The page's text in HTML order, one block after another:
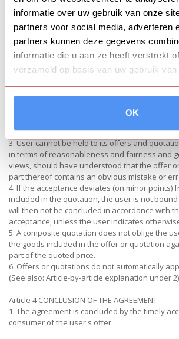
informatie over uw gebruik van onze
partners voor social media, adverteren
partners kunnen deze gegevens
informatie die u aan ze heeft verstrekt
verzameld op basis van uw gebruik
OK
3. Any deviations from these general terms
valid if they have been expressly agreed in
(See also: Article-by-article explanation under
Article 3 OFFERS AND QUOTES
1. All offers and quotations are without
any written form, unless the user forgoes a
practical, urgent or other reasons. The offer
date, or can be determined by date.
2. The user is only bound by offers and
in an offer include VAT, unless stated
3. User cannot be held to its offers and
in terms of reasonableness and fairness and
views, should have understood that the offer
part thereof contains an obvious mistake or
4. If the acceptance deviates (on minor points)
included in the quotation, the user is not
will then not be concluded in accordance with
acceptance, unless the user indicates
5. A composite quotation does not oblige the
the goods included in the offer or quotation
part of the quoted price.
6. Offers or quotations do not automatically
(See also: Article-by-article explanation under
Article 4 CONCLUSION OF THE AGREEMENT
1. The agreement is concluded by the timely
consumer of the user's offer.